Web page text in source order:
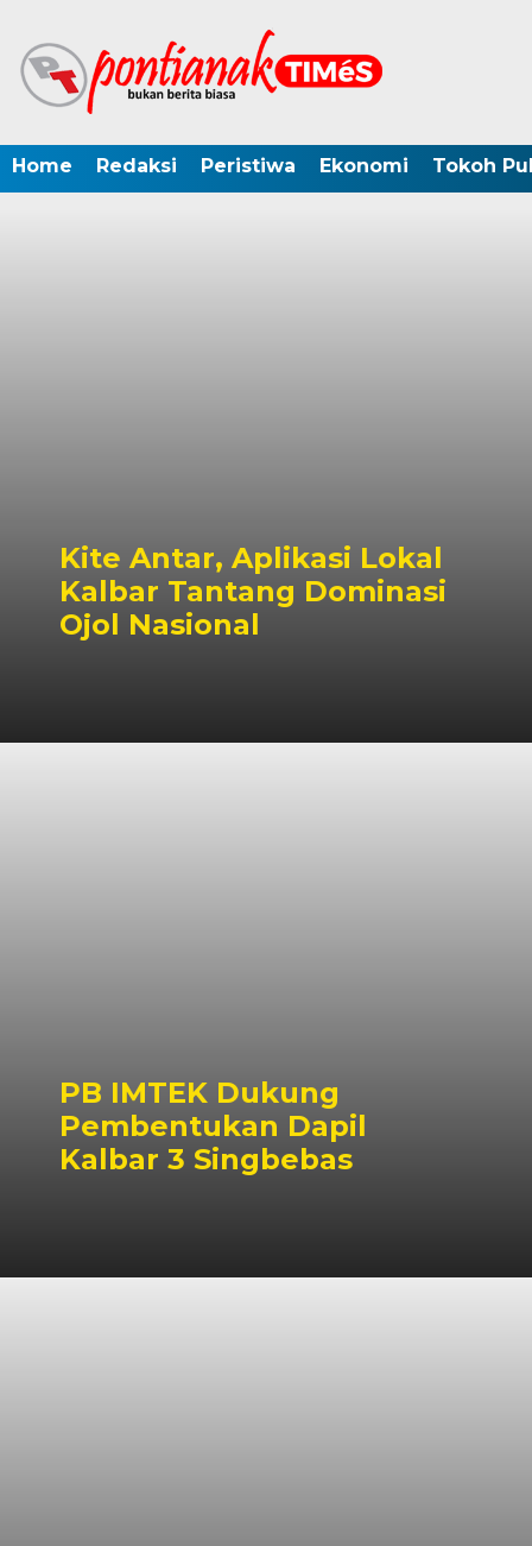
Home Redaksi Peristiwa Ekonomi Tokoh
Kite Antar, Aplikasi Lokal
Kalbar Tantang Dominasi
Ojol Nasional
PB IMTEK Dukung
Pembentukan Dapil
Kalbar 3 Singbebas